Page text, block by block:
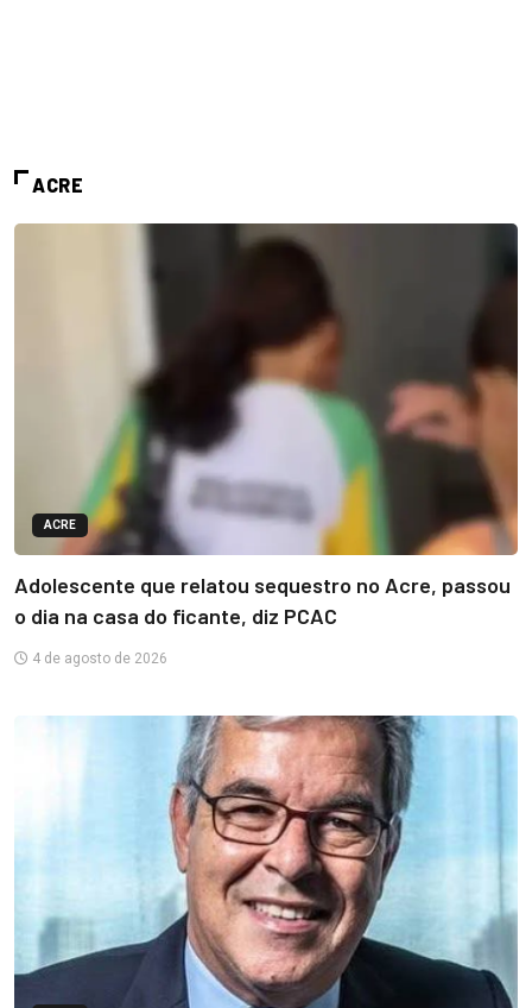
ACRE
ACRE
Adolescente que relatou sequestro no Acre, passou
o dia na casa do ficante, diz PCAC
4 de agosto de 2026